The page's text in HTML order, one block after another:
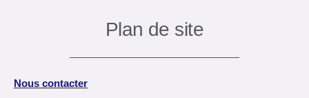
Plan de site
Nous contacter